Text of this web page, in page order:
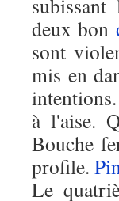
deux bon
sont
mis en
intentions.
à l'aise.
Bouche
profile.
Le